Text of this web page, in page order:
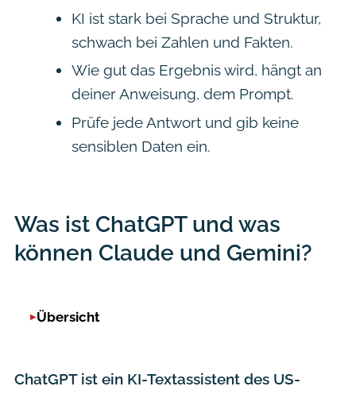
KI ist stark bei Sprache und Struktur,
schwach bei Zahlen und Fakten.
Wie gut das Ergebnis wird, hängt an
deiner Anweisung, dem Prompt.
Prüfe jede Antwort und gib keine
sensiblen Daten ein.
Was ist ChatGPT und was
können Claude und Gemini?
Übersicht
ChatGPT ist ein KI-Textassistent des US-